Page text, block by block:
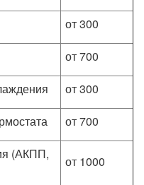
от 300
от 700
от 300
от 700
(АКПП,
от 1000